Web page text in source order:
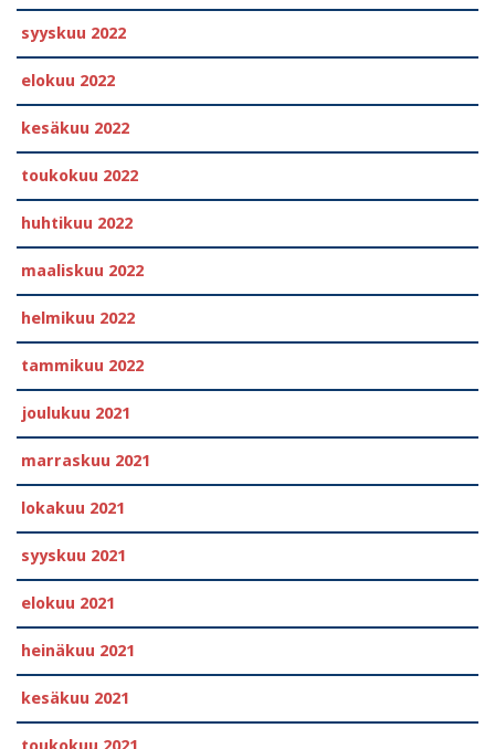
syyskuu 2022
elokuu 2022
kesäkuu 2022
toukokuu 2022
huhtikuu 2022
maaliskuu 2022
helmikuu 2022
tammikuu 2022
joulukuu 2021
marraskuu 2021
lokakuu 2021
syyskuu 2021
elokuu 2021
heinäkuu 2021
kesäkuu 2021